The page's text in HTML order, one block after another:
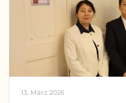
13. März 2026